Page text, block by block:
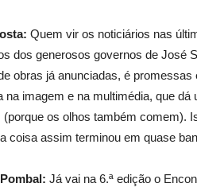
Quem vir os noticiários nas
dos generosos governos de José
obras já anunciadas, é
imagem e na multimédia, que dá
os olhos também comem).
coisa assim terminou em quase
Já vai na 6.ª edição o